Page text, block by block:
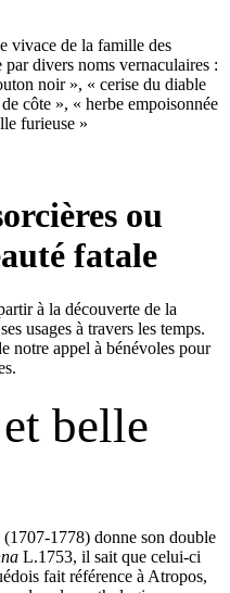
vivace de la famille des
par divers noms vernaculaires :
noir », « cerise du diable
côte », « herbe empoisonnée
furieuse »
ou
fatale
à la découverte de la
usages à travers les temps.
notre appel à bénévoles pour
belle
1778) donne son double
L.1753, il sait que celui-ci
fait référence à Atropos,